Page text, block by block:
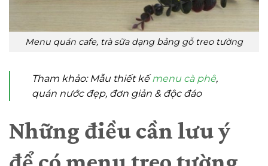
Menu quán cafe, trà sữa dạng bảng gỗ treo tường
Tham khảo: Mẫu thiết kếmenu cà phê,
quán nước đẹp, đơn giản & độc đáo
Những điều cần lưu ý